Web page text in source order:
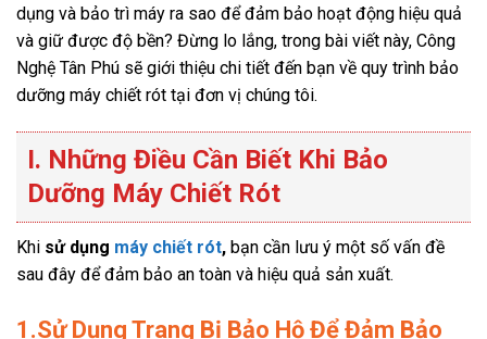
dụng và bảo trì máy ra sao để đảm bảo hoạt động hiệu quả
và giữ được độ bền? Đừng lo lắng, trong bài viết này, Công
Nghệ Tân Phú sẽ giới thiệu chi tiết đến bạn về quy trình bảo
dưỡng máy chiết rót tại đơn vị chúng tôi.
I. Những Điều Cần Biết Khi Bảo
Dưỡng Máy Chiết Rót
Khi sử dụng máy chiết rót, bạn cần lưu ý một số vấn đề
sau đây để đảm bảo an toàn và hiệu quả sản xuất.
1.Sử Dụng Trang Bị Bảo Hộ Để Đảm Bảo